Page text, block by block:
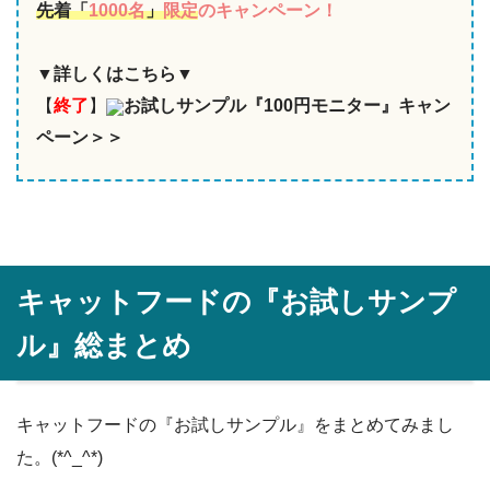
先着「1000名」限定のキャンペーン！
▼詳しくはこちら▼
【終了 】
お試しサンプル『100円モニター』キャン
ペーン＞＞
キャットフードの『お試しサンプ
ル』総まとめ
キャットフードの『お試しサンプル』をまとめてみまし
た。(*^_^*)